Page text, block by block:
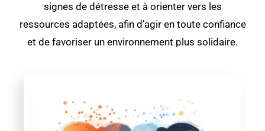
signes de détresse et à orienter vers les
ressources adaptées, afin d’agir en toute confiance
et de favoriser un environnement plus solidaire.